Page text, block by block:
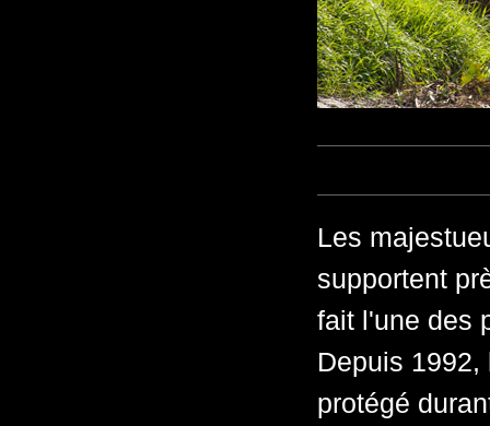
Les
supportent
fait l'une des
Depuis
protégé